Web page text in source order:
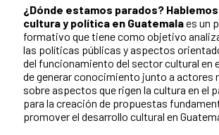
¿Dónde estamos parados?
cultura y política en Guatemalaes un
formativo que tiene como objetivo
las políticas públicas y aspectos
del funcionamiento del sector cultural en
de generar conocimiento junto a actores
sobre aspectos que rigen la cultura en el
para la creación de propuestas
promover el desarrollo cultural en